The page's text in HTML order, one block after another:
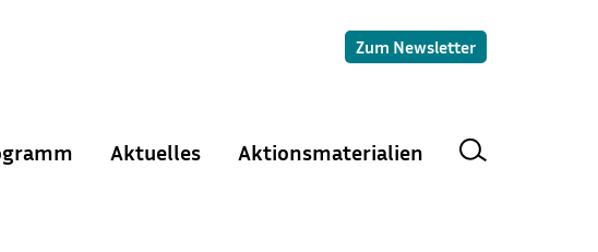
Aktuelles Aktionsmaterialien
Zum Newsletter